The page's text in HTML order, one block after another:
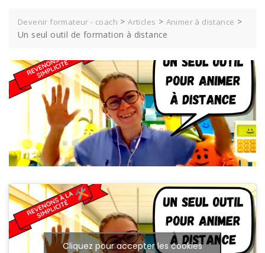
Devenir formateur - coach >Articles > Animer à distance >
Un seul outil de formation à distance
Cliquez pour accepter les cookies